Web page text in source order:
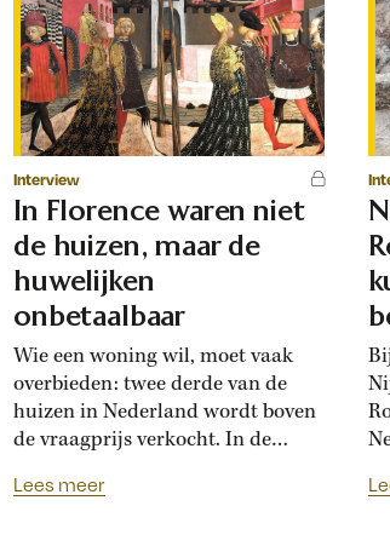
Interview
In Florence waren niet
de huizen, maar de
huwelijken
onbetaalbaar
Wie een woning wil, moet vaak
overbieden: twee derde van de
huizen in Nederland wordt boven
de vraagprijs verkocht. In de
ook last van overbiedingsgekte:
Lees meer